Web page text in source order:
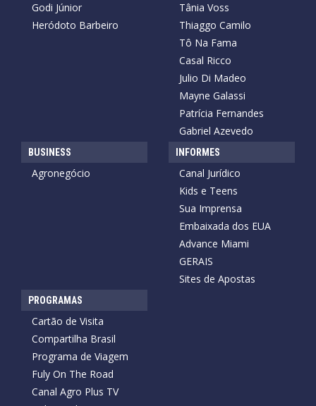
Godi Júnior
Heródoto Barbeiro
Tânia Voss
Thiaggo Camilo
Tô Na Fama
Casal Ricco
Julio Di Madeo
Mayne Galassi
Patrícia Fernandes
Gabriel Azevedo
BUSINESS
Agronegócio
INFORMES
Canal Jurídico
Kids e Teens
Sua Imprensa
Embaixada dos EUA
Advance Miami
GERAIS
Sites de Apostas
PROGRAMAS
Cartão de Visita
Compartilha Brasil
Programa de Viagem
Fuly On The Road
Canal Agro Plus TV